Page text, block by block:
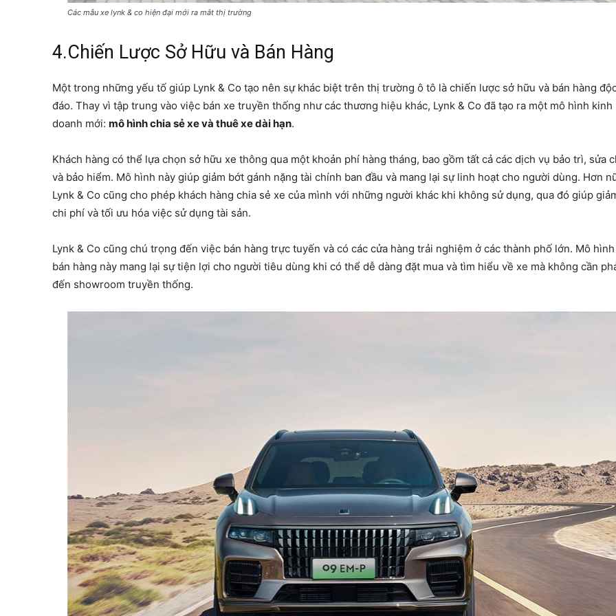
Các mẫu xe lynk & co hiện đại mới ra mắt thị trường
4.Chiến Lược Sở Hữu và Bán Hàng
Một trong những yếu tố giúp Lynk & Co tạo nên sự khác biệt trên thị trường ô tô là chiến lược sở hữu và bán hàng
đáo. Thay vì tập trung vào việc bán xe truyền thống như các thương hiệu khác, Lynk & Co đã tạo ra một mô hình kinh
doanh mới: mô hình chia sẻ xe và thuê xe dài hạn.
Khách hàng có thể lựa chọn sở hữu xe thông qua một khoản phí hàng tháng, bao gồm tất cả các dịch vụ bảo trì, sửa
và bảo hiểm. Mô hình này giúp giảm bớt gánh nặng tài chính ban đầu và mang lại sự linh hoạt cho người dùng. Hơn
Lynk & Co cũng cho phép khách hàng chia sẻ xe của mình với những người khác khi không sử dụng, qua đó giúp
chi phí và tối ưu hóa việc sử dụng tài sản.
Lynk & Co cũng chú trọng đến việc bán hàng trực tuyến và có các cửa hàng trải nghiệm ở các thành phố lớn. Mô hình
bán hàng này mang lại sự tiện lợi cho người tiêu dùng khi có thể dễ dàng đặt mua và tìm hiểu về xe mà không cần
đến showroom truyền thống.